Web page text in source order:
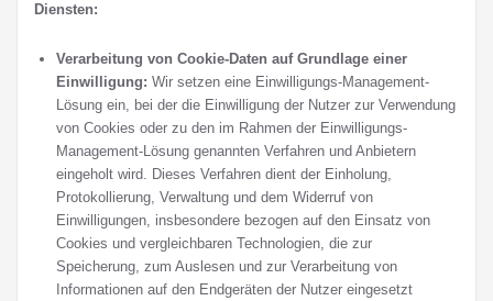
Diensten:
Verarbeitung von Cookie-Daten auf Grundlage einer
Einwilligung: Wir setzen eine Einwilligungs-Management-
Lösung ein, bei der die Einwilligung der Nutzer zur Verwendung
von Cookies oder zu den im Rahmen der Einwilligungs-
Management-Lösung genannten Verfahren und Anbietern
eingeholt wird. Dieses Verfahren dient der Einholung,
Protokollierung, Verwaltung und dem Widerruf von
Einwilligungen, insbesondere bezogen auf den Einsatz von
Cookies und vergleichbaren Technologien, die zur
Speicherung, zum Auslesen und zur Verarbeitung von
Informationen auf den Endgeräten der Nutzer eingesetzt